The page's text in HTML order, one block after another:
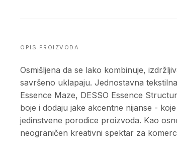
OPIS PROIZVODA
Osmišljena da se lako kombinuje,
savršeno uklapaju. Jednostavna
Essence Maze, DESSO Essence
boje i dodaju jake akcentne nijanse -
jedinstvene porodice proizvoda. Kao
neograničen kreativni spektar za